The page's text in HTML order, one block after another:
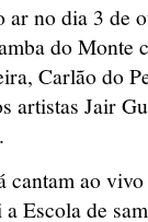
no dia 3 de
do Monte
Carlão do
artistas Jair
ao
Escola de